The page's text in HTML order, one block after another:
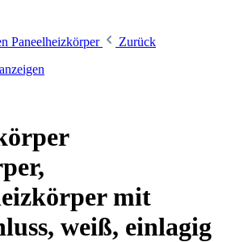
Paneelheizkörper
Zurück
mit
weiß, einlagig